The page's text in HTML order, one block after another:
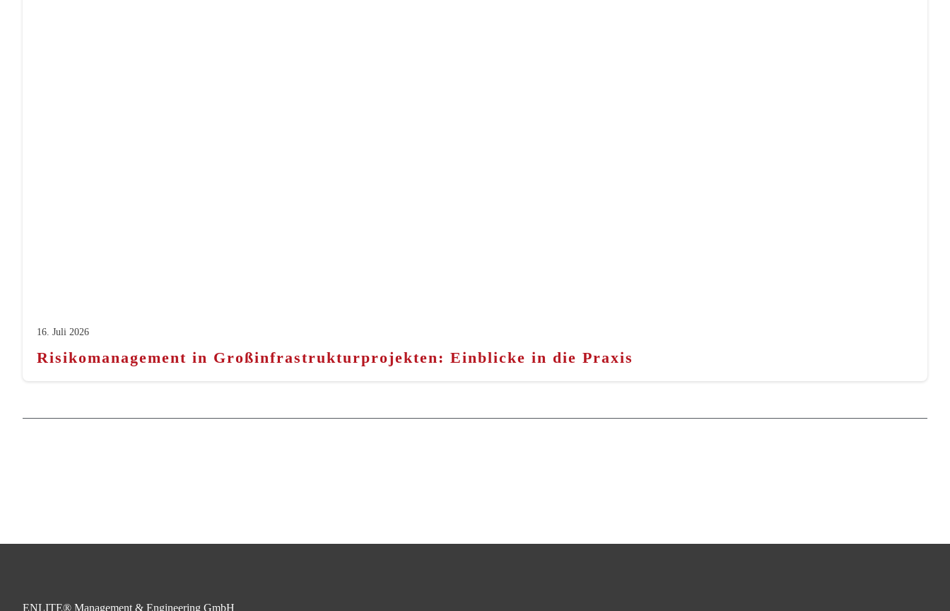
16. Juli 2026
Risikomanagement in Großinfrastrukturprojekten: Einblicke in die Praxis
ENLITE® Management & Engineering GmbH